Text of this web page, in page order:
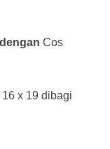
Cos
x 19 dibagi